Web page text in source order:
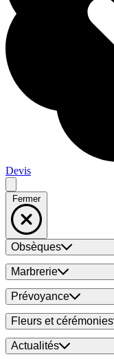
Devis
Fermer
Obsèques
Marbrerie
Prévoyance
Fleurs et cérémonies
Actualités